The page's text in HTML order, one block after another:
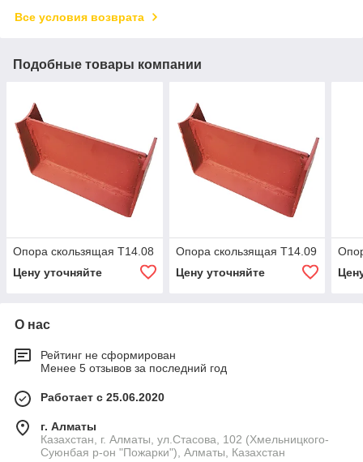
Все условия возврата
Подобные товары компании
Опора скользящая Т14.08
Цену уточняйте
Опора скользящая Т14.09
Цену уточняйте
О нас
Рейтинг не сформирован
Менее 5 отзывов за последний год
Работает с 25.06.2020
г. Алматы
Казахстан, г. Алматы, ул.Стасова, 102 (Хмельницкого-
Суюнбая р-он "Пожарки"), Алматы, Казахстан